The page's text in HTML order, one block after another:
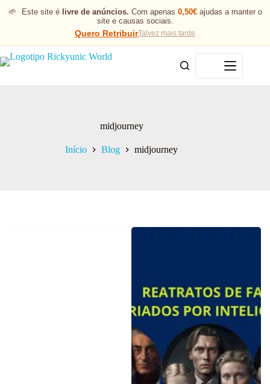
🌱 Este site é livre de anúncios. Com apenas 0,50€ajudas a manter o
site e causas sociais.
Quero RetribuirTalvez mais tarde
Menu
midjourney
Início Blog midjourney